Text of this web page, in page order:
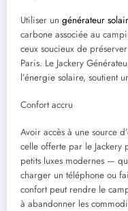
Utiliser un générateur
carbone associée au
ceux soucieux de
Paris. Le Jackery
l’énergie solaire, soutient
Confort accru
Avoir accès à une source
celle offerte par le
petits luxes modernes —
charger un téléphone ou
confort peut rendre le
à abandonner les